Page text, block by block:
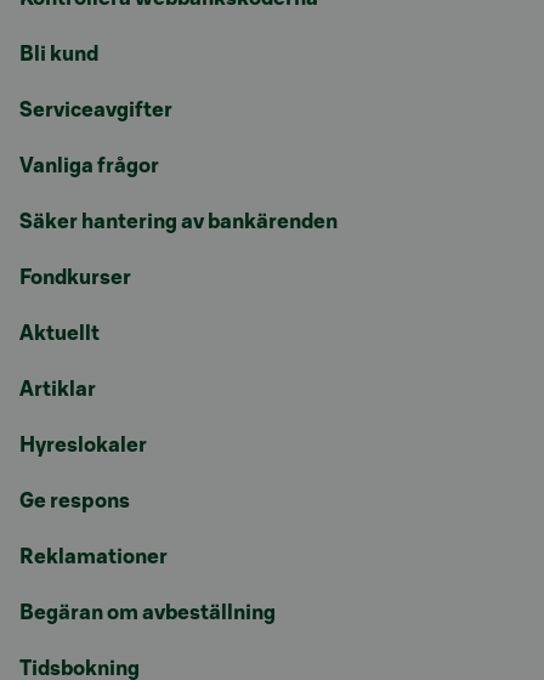
Bli kund
Serviceavgifter
Vanliga frågor
Säker hantering av bankärenden
Fondkurser
Aktuellt
Artiklar
Hyreslokaler
Ge respons
Reklamationer
Begäran om avbeställning
Tidsbokning